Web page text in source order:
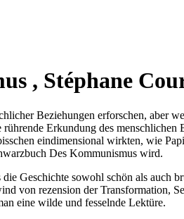
, Stéphane
Beziehungen erforschen, aber
Erkundung des
eindimensional wirkten, wie
Des Kommunismus wird.
Geschichte sowohl schön als
von rezension der Transformation,
eine wilde und fesselnde Lektüre.